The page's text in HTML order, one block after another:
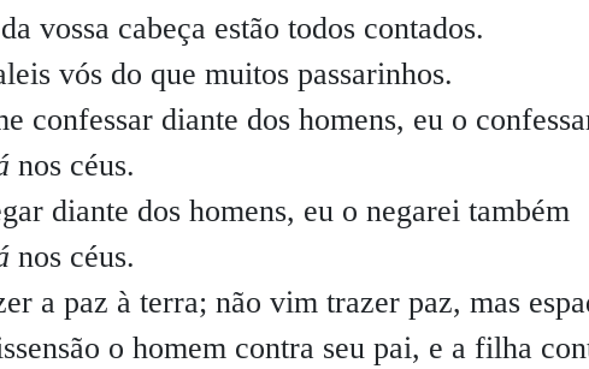
vossa cabeça estão todos contados.
vós do que muitos passarinhos.
confessar diante dos homens, eu o
nos céus.
diante dos homens, eu o negarei também
nos céus.
a paz à terra; não vim trazer paz, mas
o homem contra seu pai, e a filha